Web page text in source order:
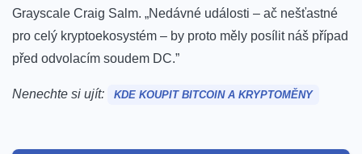
Grayscale Craig Salm. „Nedávné události – ač nešťastné
pro celý kryptoekosystém – by proto měly posílit náš případ
před odvolacím soudem DC.”
Nenechte si ujít: KDE KOUPIT BITCOIN A KRYPTOMĚNY